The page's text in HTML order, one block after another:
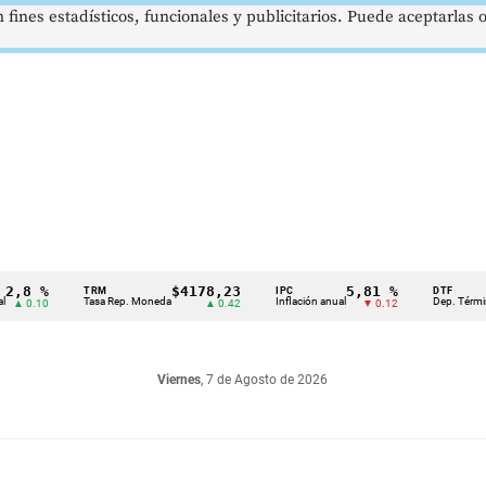
TRM
Tasa Rep. Moneda
$4178,23
▲ 0.42
IPC
Inflación anual
5,81 %
▼ 0.12
DTF
Dep. Término Fijo
Viernes, 7 de Agosto de 2026
estadísticos, funcionales y publicitarios. Puede aceptarlas